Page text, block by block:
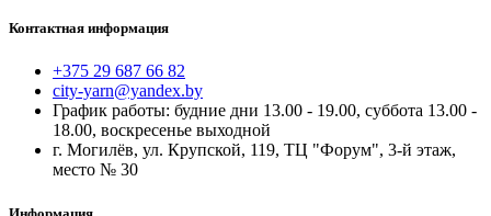
Контактная информация
+375 29 687 66 82
city-yarn@yandex.by
График работы: будние дни 13.00 - 19.00, суббота 13.00 -
18.00, воскресенье выходной
г. Могилёв, ул. Крупской, 119, ТЦ "Форум", 3-й этаж,
место № 30